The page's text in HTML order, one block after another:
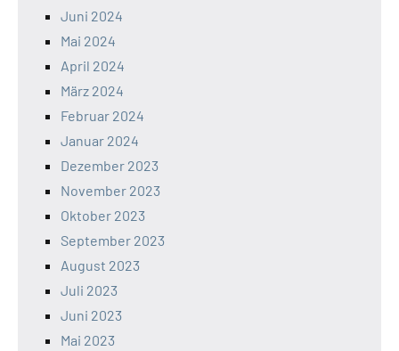
Juni 2024
Mai 2024
April 2024
März 2024
Februar 2024
Januar 2024
Dezember 2023
November 2023
Oktober 2023
September 2023
August 2023
Juli 2023
Juni 2023
Mai 2023